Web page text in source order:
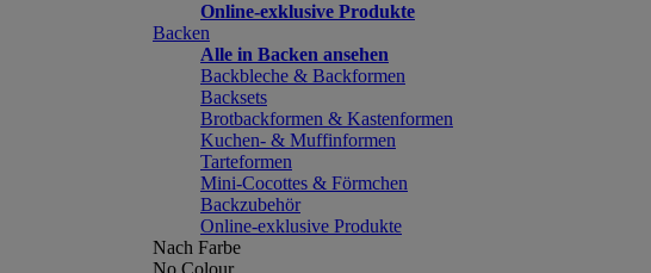
Online-exklusive Produkte
Backen
Alle in Backen ansehen
Backbleche & Backformen
Backsets
Brotbackformen & Kastenformen
Kuchen- & Muffinformen
Tarteformen
Mini-Cocottes & Förmchen
Backzubehör
Online-exklusive Produkte
Nach Farbe
No Colour